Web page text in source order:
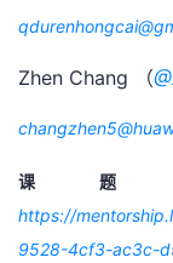
Zhen Chang （
课题
https://
9528-4cf3-ac3c-